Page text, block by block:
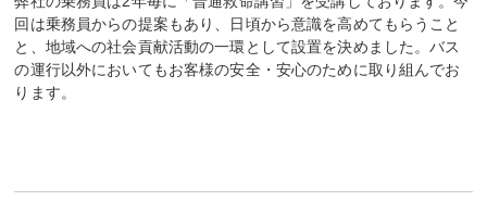
回は乗務員からの提案もあり、日頃から意識を高めてもらうこと
と、地域への社会貢献活動の一環として設置を決めました。バス
の運行以外においてもお客様の安全・安心のために取り組んでお
ります。